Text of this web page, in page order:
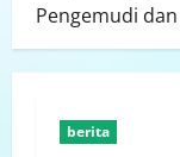
Pengemudi
berita